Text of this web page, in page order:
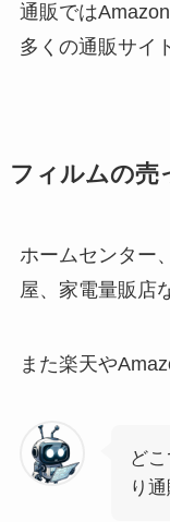
通販では
多くの通販サイ
フィルムの売
ホームセンター
屋、家電量販店
また楽天や
ど
り